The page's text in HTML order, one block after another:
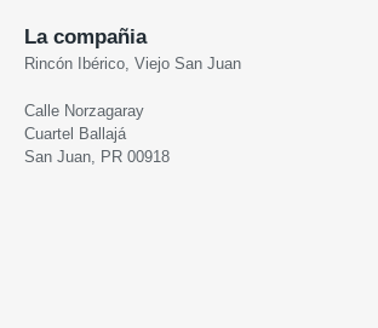
La compañia
Rincón Ibérico, Viejo San Juan
Calle Norzagaray
Cuartel Ballajá
San Juan, PR 00918